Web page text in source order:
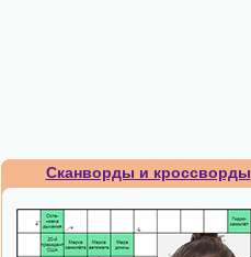
Сканворды и кроссворды